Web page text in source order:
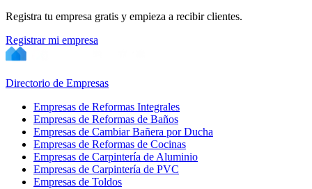
Registra tu empresa gratis y empieza a recibir clientes.
Registrar mi empresa
Directorio de Empresas
Empresas de Reformas Integrales
Empresas de Reformas de Baños
Empresas de Cambiar Bañera por Ducha
Empresas de Reformas de Cocinas
Empresas de Carpintería de Aluminio
Empresas de Carpintería de PVC
Empresas de Toldos